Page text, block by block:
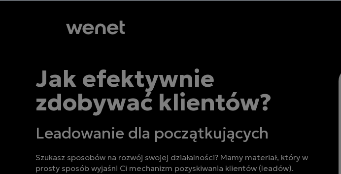
Jak efektywnie
zdobywać klientów?
Leadowanie dla początkujących
Szukasz sposobów na rozwój swojej działalności? Mamy materiał, który w
prosty sposób wyjaśni Ci mechanizm pozyskiwania klientów (leadów).